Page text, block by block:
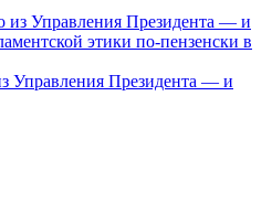
Управления Президента — и